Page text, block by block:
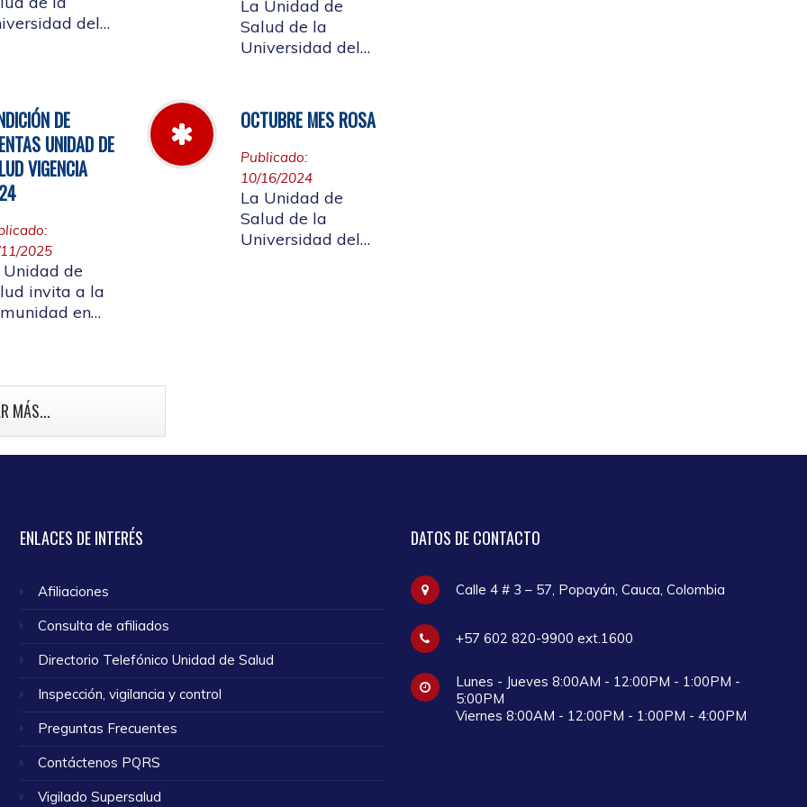
del
del 23 al
abril de
La Unidad de
Salud de la
Universidad del
Moderadoras,
Copagos y UPC
Adicional
aprobado según
acuerdo CDS 001
de 2025.
DE
UNIDAD DE
VIGENCIA
2025
Unidad de
invita a la
en
vigencia
2024
OCTUBRE MES ROSA
Publicado:
10/16/2024
La Unidad de
Salud de la
Universidad del
MÁS...
ENLACES DE INTERÉS
Afiliaciones
Consulta de afiliados
Directorio Telefónico Unidad de Salud
Inspección, vigilancia y control
Preguntas Frecuentes
Contáctenos PQRS
Vigilado Supersalud
DATOS DE CONTACTO
Calle 4 # 3 – 57, Popayán, Cauca, Colombia
+57 602 820-9900 ext.1600
Lunes - Jueves 8:00AM - 12:00PM - 1:00PM -
5:00PM
Viernes 8:00AM - 12:00PM - 1:00PM - 4:00PM